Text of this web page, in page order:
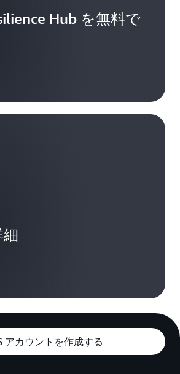
Hub を無料で
アカウントを作成する